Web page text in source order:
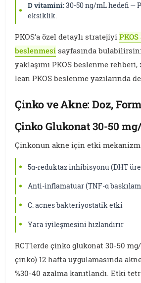
D vitamini:30-50 ng/mL hedefi —
eksiklik.
PKOS'a özel detaylı stratejiyi
beslenmesi sayfasında
yaklaşımı PKOS beslenme
lean PKOS beslenme yazılarında
Çinko ve Akne: Doz,
Çinko Glukonat 30-50
Çinkonun akne için etki
5α-reduktaz inhibisyonu (DHT
Anti-inflamatuar (TNF-α
C. acnes bakteriyostatik etki
Yara iyileşmesini hızlandırır
RCT'lerde çinko glukonat 30-50
çinko) 12 hafta uygulamasında
%30-40 azalma kanıtlandı. Etki